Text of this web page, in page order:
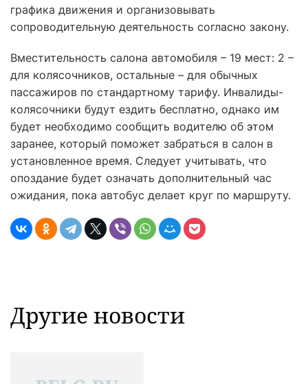
графика движения и организовывать
сопроводительную деятельность согласно закону.
Вместительность салона автомобиля – 19 мест: 2 –
для колясочников, остальные – для обычных
пассажиров по стандартному тарифу. Инвалиды-
колясочники будут ездить бесплатно, однако им
будет необходимо сообщить водителю об этом
заранее, который поможет забраться в салон в
установленное время. Следует учитывать, что
опоздание будет означать дополнительный час
ожидания, пока автобус делает круг по маршруту.
Другие новости